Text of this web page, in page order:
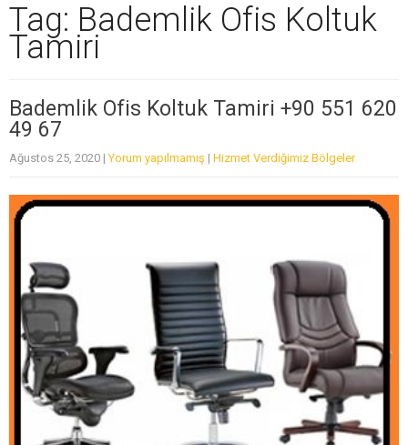
Tag: Bademlik Ofis Koltuk
Tamiri
Bademlik Ofis Koltuk Tamiri +90 551 620
49 67
Ağustos 25, 2020 |Yorum yapılmamış | Hizmet Verdiğimiz Bölgeler